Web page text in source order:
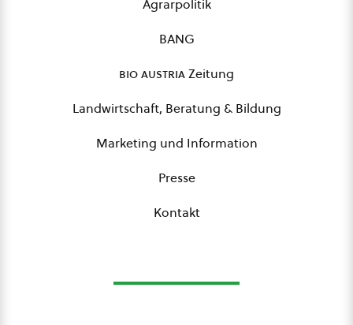
Agrarpolitik
BANG
bio austriaZeitung
Landwirtschaft, Beratung & Bildung
Marketing und Information
Presse
Kontakt